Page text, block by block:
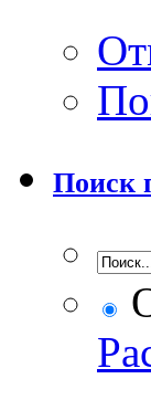
Поиск